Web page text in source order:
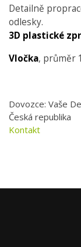
Detailně
odlesky.
3D plastické
Vločka, průměr
Dovozce: Vaše
Česká republika
Kontakt